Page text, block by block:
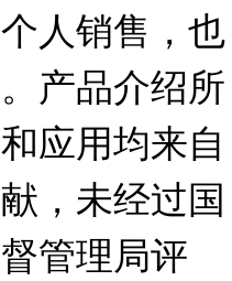
人销售，也
产品介绍所
应用均来自
，未经过国
管理局评